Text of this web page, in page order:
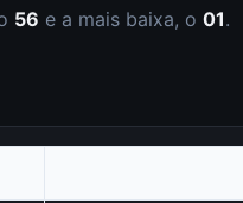
56 e a mais baixa, o 01.